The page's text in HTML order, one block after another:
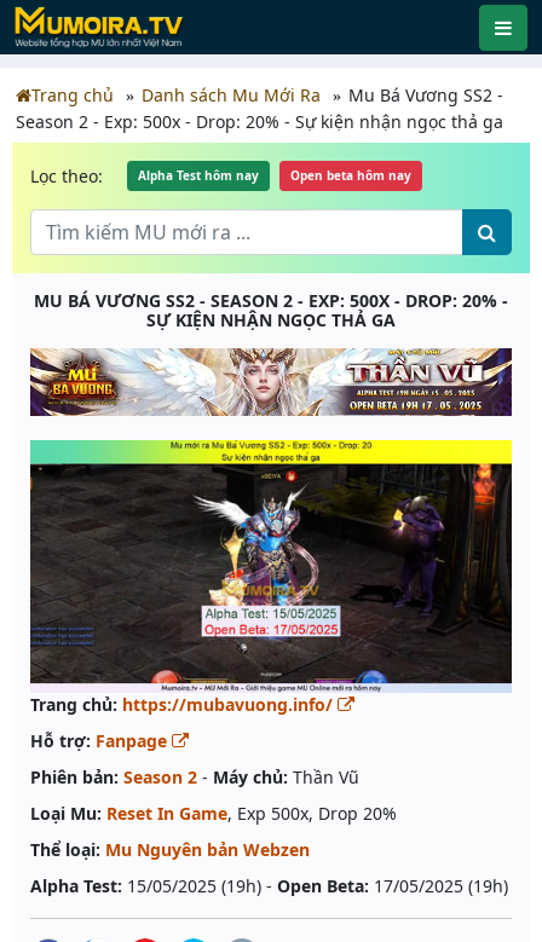
Trang chủ Danh sách Mu Mới Ra
Mu Bá Vương SS2 -
Season 2 - Exp: 500x - Drop: 20% - Sự kiện nhận ngọc thả ga
Lọc theo: Alpha Test hôm nay Open beta hôm nay
MU BÁ VƯƠNG SS2 - SEASON 2 - EXP: 500X - DROP: 20% -
SỰ KIỆN NHẬN NGỌC THẢ GA
Trang chủ: https://mubavuong.info/
Hỗ trợ: Fanpage
Phiên bản: Season 2 - Máy chủ: Thần Vũ
Loại Mu: Reset In Game, Exp 500x, Drop 20%
Thể loại: Mu Nguyên bản Webzen
Alpha Test: 15/05/2025 (19h) - Open Beta: 17/05/2025 (19h)